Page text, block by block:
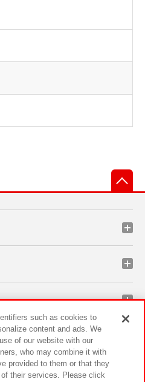
such as cookies to
content and ads. We
of our website with our
who may combine it with
provided to them or that they
their services. Please click